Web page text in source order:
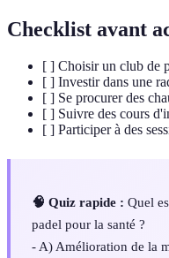
Checklist avant
[ ] Choisir un club de
[ ] Investir dans une
[ ] Se procurer des
[ ] Suivre des cours
[ ] Participer à des
🧠 Quiz rapide : Quel
padel pour la santé ?
- A) Amélioration de la